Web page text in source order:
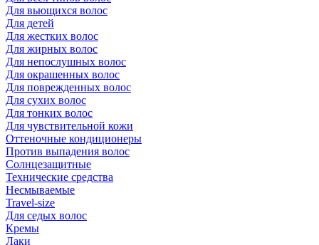
Для вьющихся волос
Для детей
Для жестких волос
Для жирных волос
Для непослушных волос
Для окрашенных волос
Для поврежденных волос
Для сухих волос
Для тонких волос
Для чувствительной кожи
Оттеночные кондиционеры
Против выпадения волос
Солнцезащитные
Технические средства
Несмываемые
Travel-size
Для седых волос
Кремы
Лаки